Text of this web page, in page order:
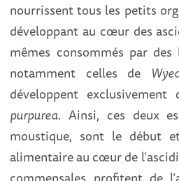
nourrissent tous les petits
développant au cœur des
mêmes consommés par
notamment celles de
développent
purpurea. Ainsi, ces deux
moustique, sont le début
alimentaire au cœur de